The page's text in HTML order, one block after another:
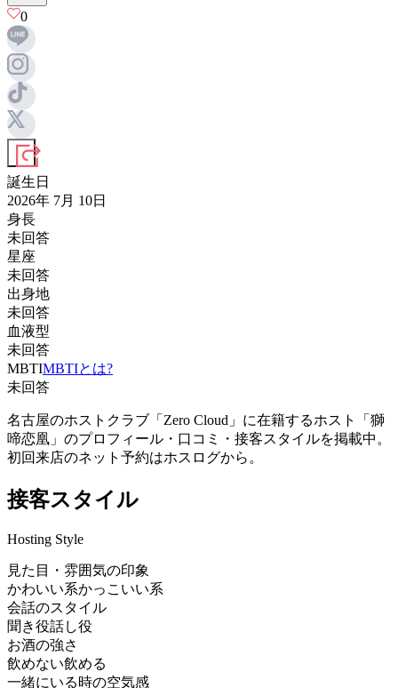
0
誕生日
2026年 7月 10日
身長
未回答
星座
未回答
出身地
未回答
血液型
未回答
MBTIMBTIとは?
未回答
名古屋のホストクラブ「Zero Cloud」に在籍するホスト「獅
啼恋凰」のプロフィール・口コミ・接客スタイルを掲載中。
初回来店のネット予約はホスログから。
接客スタイル
Hosting Style
見た目・雰囲気の印象
かわいい系かっこいい系
会話のスタイル
聞き役話し役
お酒の強さ
飲めない飲める
一緒にいる時の空気感